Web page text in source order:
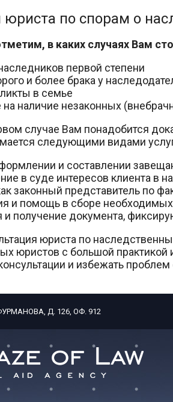
по спорам о
в каких случаях Вам
первой степени
и более брака у
в семье
наличие незаконных
случае Вам понадобится
следующими видами
и составлении
в суде интересов клиента в
законный представитель по
и помощь в сборе
и получение документа,
юриста по
юристов с большой
и избежать
Д. 126, ОФ. 912